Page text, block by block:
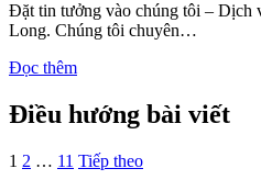
Đặt tin tưởng vào chúng tôi – Dịch
Long. Chúng tôi chuyên…
Đọc thêm
Điều hướng bài viết
1 2 … 11 Tiếp theo